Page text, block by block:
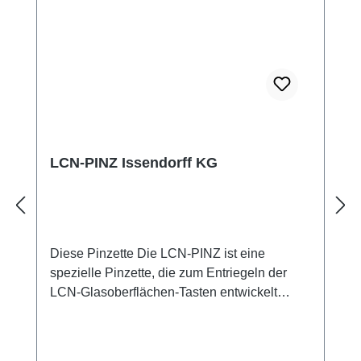
90 mm x 13 mm (B x L x H) Schutzart: IP20
LCN-PINZ Issendorff KG
Diese Pinzette Die LCN-PINZ ist eine
spezielle Pinzette, die zum Entriegeln der
LCN-Glasoberflächen-Tasten entwickelt